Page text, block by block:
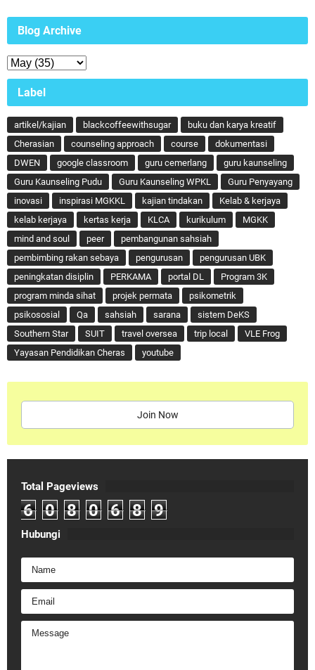
Blog Archive
Label
artikel/kajian blackcoffeewithsugar
buku dan karya kreatif
Cherasian
counseling approach course
dokumentasi
DWEN
google classroom guru cemerlang
guru kaunseling
Guru Kaunseling Pudu
Guru Kaunseling WPKL
Guru Penyayang
inovasi
inspirasi MGKKL kajian tindakan
Kelab & kerjaya
kelab kerjaya
kertas kerja KLCA kurikulum
MGKK
mind and soul
peer
pembangunan sahsiah
pembimbing rakan sebaya
pengurusan
pengurusan UBK
peningkatan disiplin
PERKAMA portal DL
Program 3K
program minda sihat
projek permata
psikometrik
psikososial
Qa sahsiah sarana
sistem DeKS
Southern Star
SUIT travel oversea trip local
VLE Frog
Yayasan Pendidikan Cheras
youtube
Join Now
Total Pageviews
6 0 8 0 6 8 9
Hubungi